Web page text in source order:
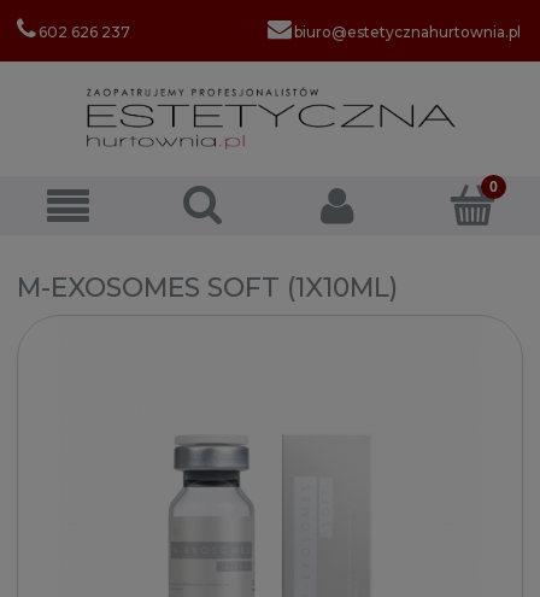
602 626 237 biuro@estetycznahurtownia.pl
M-EXOSOMES SOFT (1X10ML)